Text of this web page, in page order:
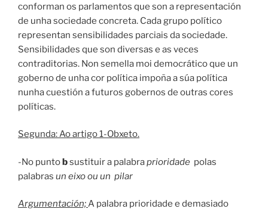
conforman os parlamentos que son a representación
de unha sociedade concreta. Cada grupo político
representan sensibilidades parciais da sociedade.
Sensibilidades que son diversas e as veces
contraditorias. Non semella moi democrático que un
goberno de unha cor política impoña a súa política
nunha cuestión a futuros gobernos de outras cores
políticas.
Segunda: Ao artigo 1-Obxeto.
-No puntobsustituir a palabraprioridade polas
palabras un eixo ou un pilar
Argumentación;A palabra prioridade e demasiado